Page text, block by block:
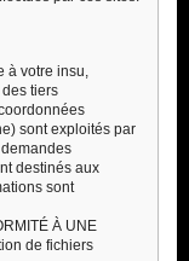
à votre insu,
tiers
sont exploités par
destinés aux
sont
À UNE
de fichiers